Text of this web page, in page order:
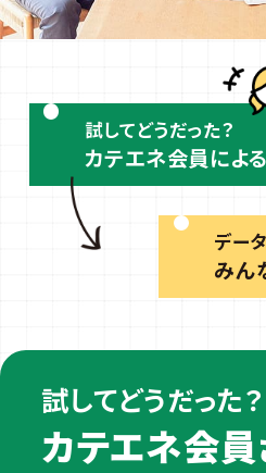
試してどうだった？
カテエネ会員によ
デー
みん
試してどうだった？
カテエネ会員